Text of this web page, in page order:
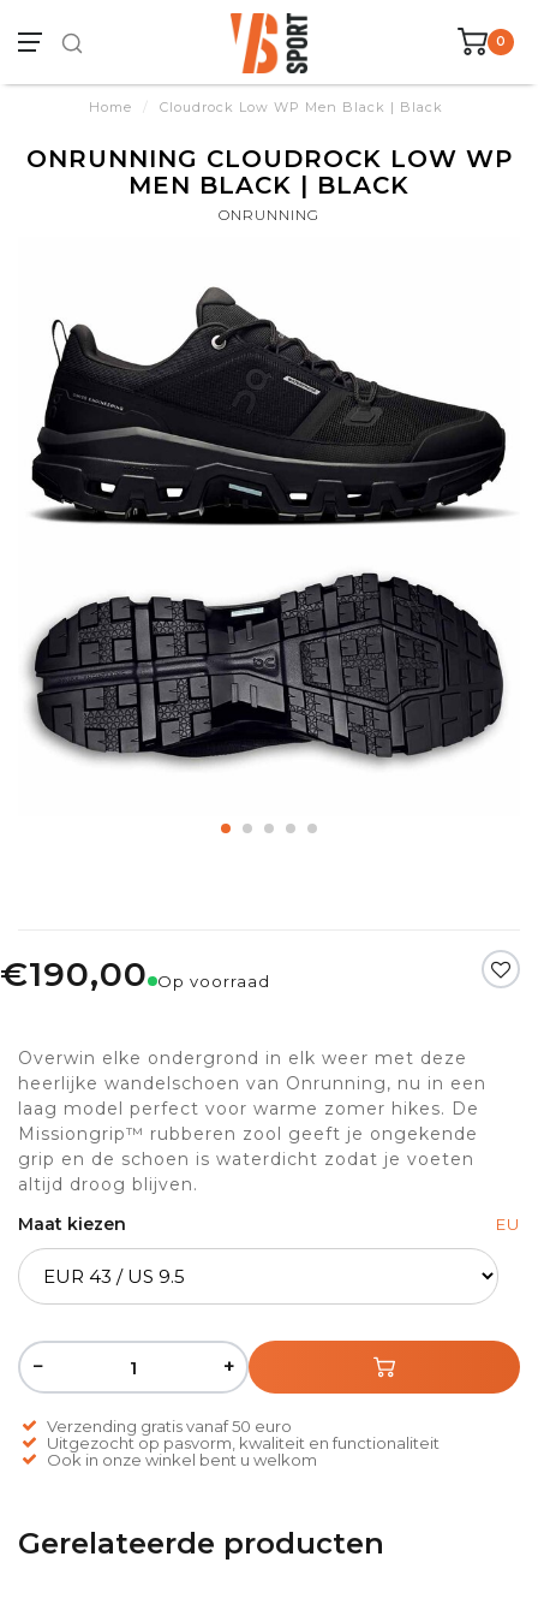
0
Home / Cloudrock Low WP Men Black | Black
ONRUNNING CLOUDROCK LOW WP
MEN BLACK | BLACK
ONRUNNING
€190,00 Op voorraad
Overwin elke ondergrond in elk weer met deze
heerlijke wandelschoen van Onrunning, nu in een
laag model perfect voor warme zomer hikes. De
Missiongrip™ rubberen zool geeft je ongekende
grip en de schoen is waterdicht zodat je voeten
altijd droog blijven.
Maat kiezen
EU
− +
Verzending gratis vanaf 50 euro
Uitgezocht op pasvorm, kwaliteit en functionaliteit
Ook in onze winkel bent u welkom
Gerelateerde producten